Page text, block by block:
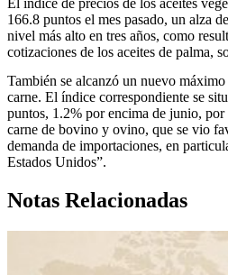
El índice de precios de los aceites
166.8 puntos el mes pasado, un alza
nivel más alto en tres años, como
cotizaciones de los aceites de palma,
También se alcanzó un nuevo
carne. El índice correspondiente se
puntos, 1.2% por encima de junio, por
carne de bovino y ovino, que se vio
demanda de importaciones, en
Estados Unidos”.
Notas Relacionadas